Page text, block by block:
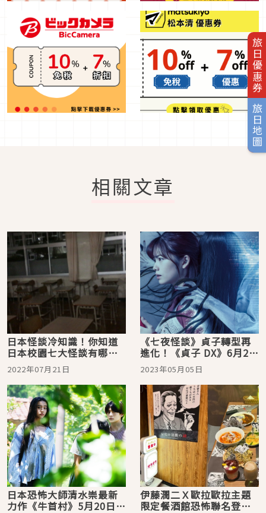
旅日優惠券
旅日地圖
相關文章
日本怪談冷知識！你知道
日本校園七大怪談有哪些
嗎？
2022年07月21日
《七夜怪談》貞子轉型再
進化！《貞子 DX》6月2日
詛咒擴散
2023年05月05日
日本恐怖大師清水崇最新
力作《牛首村》5月20日禁
伊藤潤二Ｘ歐拉歐拉主題
限定餐酒館恐怖聯名登